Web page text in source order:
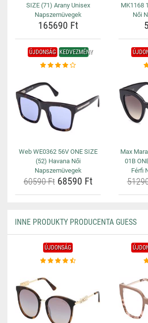
SIZE (71) Arany Unisex
Napszemüvegek
165690 Ft
MK1168
Női
ÚJDONSÁG KEDVEZMÉNY
Web WE0362 56V ONE SIZE
(52) Havana Női
Napszemüvegek
60590 Ft68590 Ft
Max
01B
Férfi
INNE PRODUKTY PRODUCENTA GUESS
ÚJDONSÁG